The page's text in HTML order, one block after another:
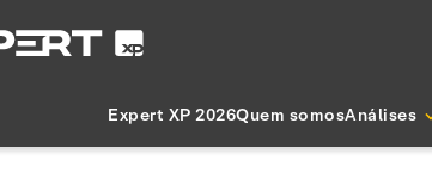
Expert XP 2026Quem somosAnálises